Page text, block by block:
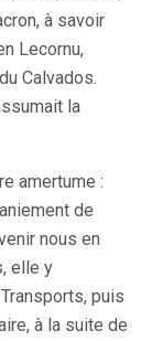
à savoir
Lecornu,
Calvados.
la
amertume :
de
nous en
elle y
puis
à la suite de